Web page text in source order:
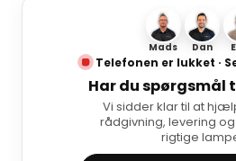
Mads Dan
Telefonen er lukket ·
Har du spørgsmål
Vi sidder klar til at
rådgivning, levering
rigtige